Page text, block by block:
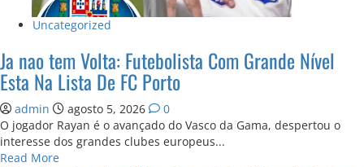
Uncategorized
Ja nao tem Volta: Futebolista Com Grande Nível
Esta Na Lista De FC Porto
admin agosto 5, 2026
0
O jogador Rayan é o avançado do Vasco da Gama, despertou o
interesse dos grandes clubes europeus...
Read MoreRead